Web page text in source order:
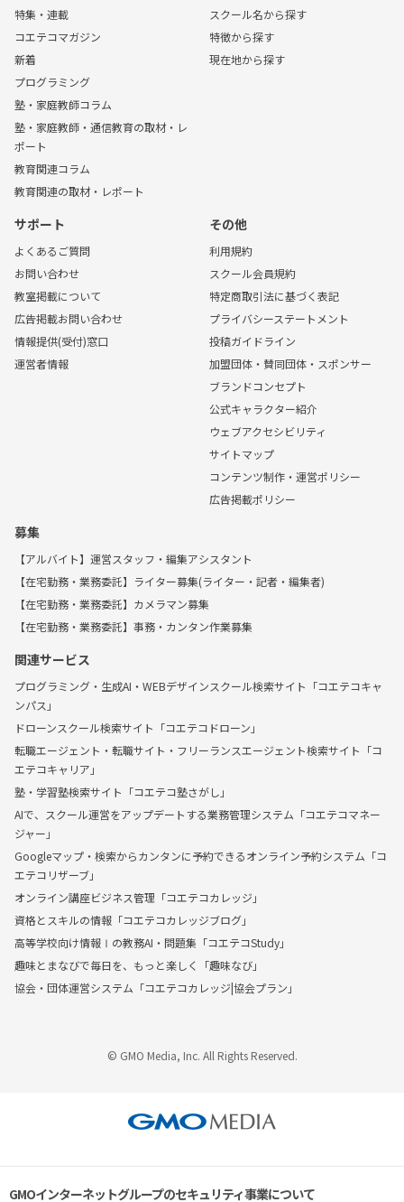
特集・連載
コエテコマガジン
新着
プログラミング
塾・家庭教師コラム
塾・家庭教師・通信教育の取材・レ
ポート
教育関連コラム
教育関連の取材・レポート
スクール名から探す
特徴から探す
現在地から探す
サポート
よくあるご質問
お問い合わせ
教室掲載について
広告掲載お問い合わせ
情報提供(受付)窓口
運営者情報
その他
利用規約
スクール会員規約
特定商取引法に基づく表記
プライバシーステートメント
投稿ガイドライン
加盟団体・賛同団体・スポンサー
ブランドコンセプト
公式キャラクター紹介
ウェブアクセシビリティ
サイトマップ
コンテンツ制作・運営ポリシー
広告掲載ポリシー
募集
【アルバイト】運営スタッフ・編集アシスタント
【在宅勤務・業務委託】ライター募集(ライター・記者・編集者)
【在宅勤務・業務委託】カメラマン募集
【在宅勤務・業務委託】事務・カンタン作業募集
関連サービス
プログラミング・生成AI・WEBデザインスクール検索サイト「コエテコキャ
ンパス」
ドローンスクール検索サイト「コエテコドローン」
転職エージェント・転職サイト・フリーランスエージェント検索サイト「コ
エテコキャリア」
塾・学習塾検索サイト「コエテコ塾さがし」
AIで、スクール運営をアップデートする業務管理システム「コエテコマネー
ジャー」
Googleマップ・検索からカンタンに予約できるオンライン予約システム「コ
エテコリザーブ」
オンライン講座ビジネス管理「コエテコカレッジ」
資格とスキルの情報「コエテコカレッジブログ」
高等学校向け情報Ⅰの教務AI・問題集「コエテコStudy」
趣味とまなびで毎日を、もっと楽しく「趣味なび」
協会・団体運営システム「コエテコカレッジ|協会プラン」
© GMO Media, Inc. All Rights Reserved.
GMOインターネットグループのセキュリティ事業について